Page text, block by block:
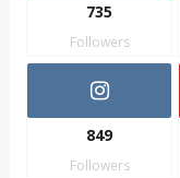
735
Followers
849
Followers